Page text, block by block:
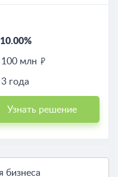
млн
года
Узнать решение
бизнеса